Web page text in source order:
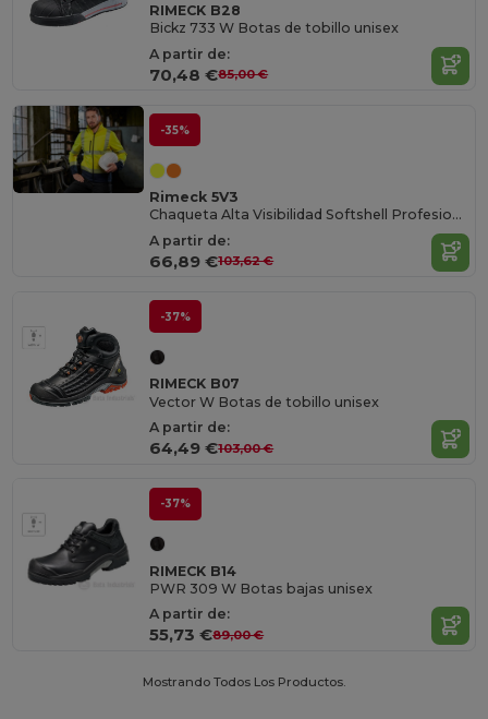
RIMECK B28
Bickz 733 W Botas de tobillo unisex
A partir de:
70,48 €85,00 €
-35%
Rimeck 5V3
Chaqueta Alta Visibilidad Softshell Profesional
A partir de:
66,89 €103,62 €
-37%
RIMECK B07
Vector W Botas de tobillo unisex
A partir de:
64,49 €103,00 €
-37%
RIMECK B14
PWR 309 W Botas bajas unisex
A partir de:
55,73 €89,00 €
Mostrando Todos Los Productos.